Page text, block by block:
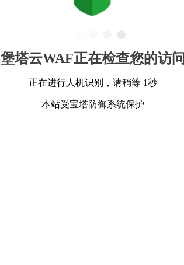
堡塔云WAF正在检查您的访问
正在进行人机识别，请稍等 1秒
本站受宝塔防御系统保护